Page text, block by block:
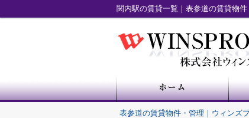
関内駅の賃貸一覧｜表参道の賃貸物
表参道の賃貸物件・管理｜ウィンズ